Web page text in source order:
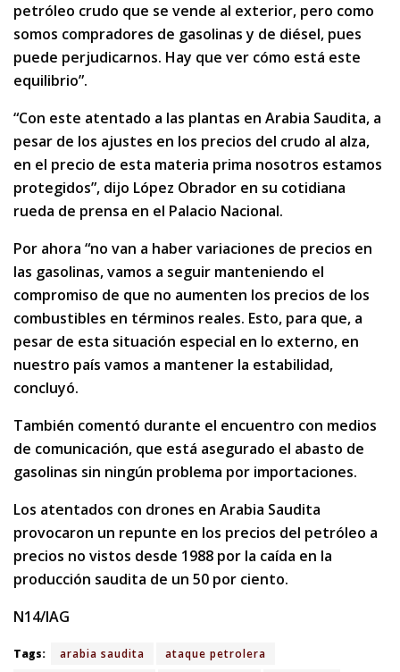
petróleo crudo que se vende al exterior, pero como
somos compradores de gasolinas y de diésel, pues
puede perjudicarnos. Hay que ver cómo está este
equilibrio”.
“Con este atentado a las plantas en Arabia Saudita, a
pesar de los ajustes en los precios del crudo al alza,
en el precio de esta materia prima nosotros estamos
protegidos”, dijo López Obrador en su cotidiana
rueda de prensa en el Palacio Nacional.
Por ahora “no van a haber variaciones de precios en
las gasolinas, vamos a seguir manteniendo el
compromiso de que no aumenten los precios de los
combustibles en términos reales. Esto, para que, a
pesar de esta situación especial en lo externo, en
nuestro país vamos a mantener la estabilidad,
concluyó.
También comentó durante el encuentro con medios
de comunicación, que está asegurado el abasto de
gasolinas sin ningún problema por importaciones.
Los atentados con drones en Arabia Saudita
provocaron un repunte en los precios del petróleo a
precios no vistos desde 1988 por la caída en la
producción saudita de un 50 por ciento.
N14/IAG
Tags: arabia saudita
ataque petrolera